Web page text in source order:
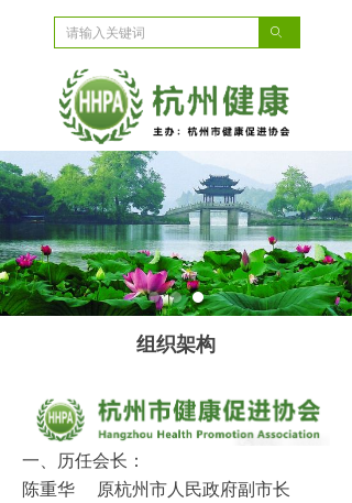
ꄙ
组织架构
一、历任会长：
陈重华 原杭州市人民政府副市长